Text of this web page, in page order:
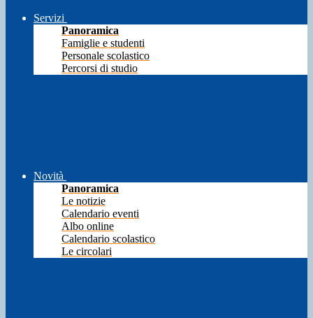
Servizi
Panoramica
Famiglie e studenti
Personale scolastico
Percorsi di studio
Novità
Panoramica
Le notizie
Calendario eventi
Albo online
Calendario scolastico
Le circolari